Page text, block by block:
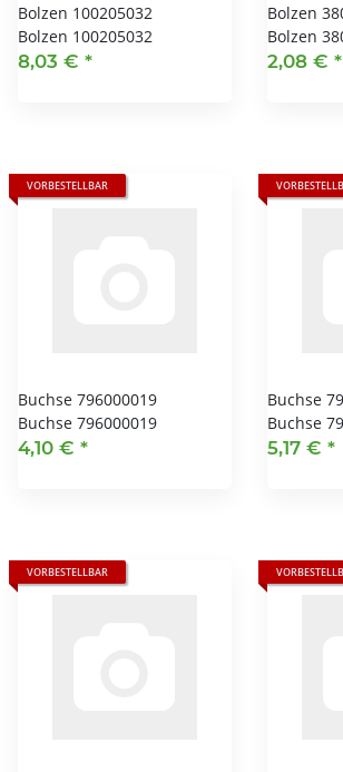
Bolzen 100205032
Bolzen 100205032
8,03 € *
Bolzen
Bolzen
2,08 € *
VORBESTELLBAR
Buchse 796000019
Buchse 796000019
4,10 € *
Buchse
Buchse
5,17 € *
VORBESTELLBAR